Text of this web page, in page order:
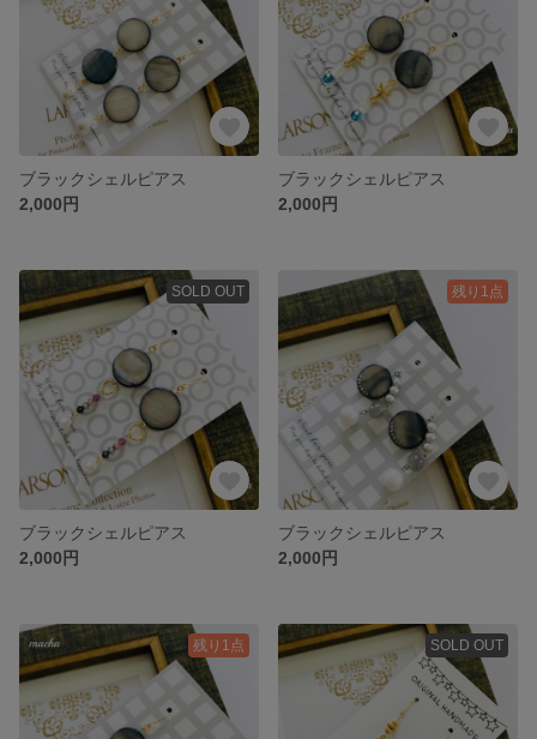
ブラックシェルピアス
2,000円
ブラックシェルピアス
2,000円
SOLD OUT
ブラックシェルピアス
2,000円
残り1点
ブラックシェルピアス
2,000円
残り1点 SOLD OUT